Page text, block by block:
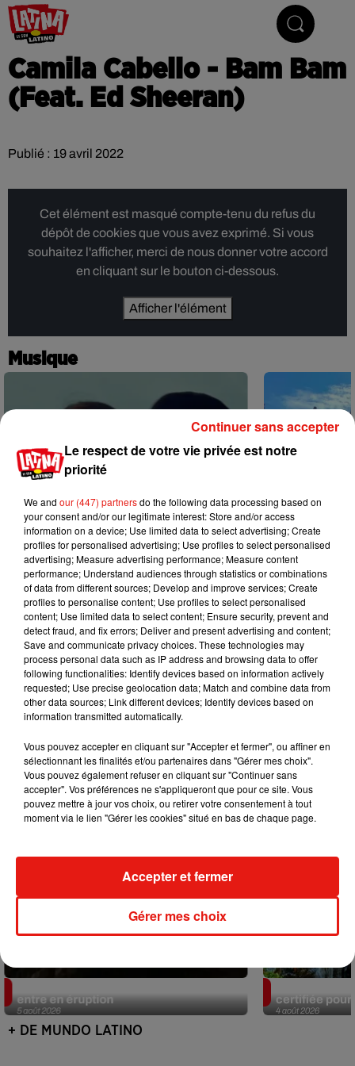
Camila Cabello - Bam Bam
(Feat. Ed Sheeran)
Publié : 19 avril 2022
Cet élément est masqué compte-tenu du refus du
dépôt de cookies que vous avez exprimé. Si vous
souhaitez l'afficher, merci de nous donner votre accord
en cliquant sur le bouton ci-dessous.
Afficher l'élément
Musique
5 août 2026
Benny Blanco invite Selena Gomez et
Becky G sur son nouveau single
31 juillet 2026
Escapade à
+ DE MUSIQUE
Mundo Latino
5 août 2026
entre en éruption
4 août 2026
certifiée pour
+ DE MUNDO LATINO
Le respect de votre vie privée est notre
priorité
We and our (447) partnersdo the following data processing based on
your consent and/or our legitimate interest: Store and/or access
information on a device; Use limited data to select advertising; Create
profiles for personalised advertising; Use profiles to select personalised
advertising; Measure advertising performance; Measure content
performance; Understand audiences through statistics or combinations
of data from different sources; Develop and improve services; Create
profiles to personalise content; Use profiles to select personalised
content; Use limited data to select content; Ensure security, prevent and
detect fraud, and fix errors; Deliver and present advertising and content;
Save and communicate privacy choices. These technologies may
process personal data such as IP address and browsing data to offer
following functionalities: Identify devices based on information actively
requested; Use precise geolocation data; Match and combine data from
other data sources; Link different devices; Identify devices based on
information transmitted automatically.
Vous pouvez accepter en cliquant sur "Accepter et fermer", ou affiner en
sélectionnant les finalités et/ou partenaires dans "Gérer mes choix".
Vous pouvez également refuser en cliquant sur "Continuer sans
accepter". Vos préférences ne s'appliqueront que pour ce site. Vous
pouvez mettre à jour vos choix, ou retirer votre consentement à tout
moment via le lien "Gérer les cookies" situé en bas de chaque page.
Gérer mes choix
Accepter et fermer
Continuer sans accepter